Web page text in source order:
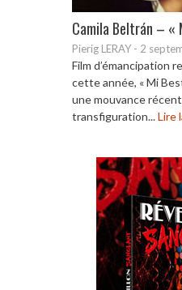
Camila Beltrán – «
Pierig LERAY - 2
Film d’émancipation
cette année, « Mi
une mouvance
transfiguration...Lire